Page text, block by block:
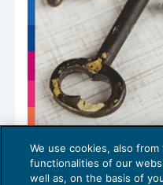
L’estinzione
We use cookies, also
functionalities of our
well as, on the basis of